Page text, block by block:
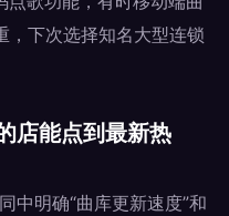
，下次选择知名大型连锁
店能点到最新热
中明确“曲库更新速度”和